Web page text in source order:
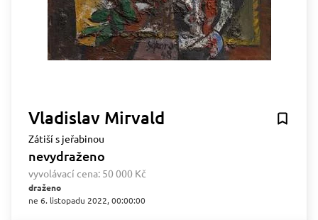
Vladislav Mirvald
Zátiší s jeřabinou
nevydraženo
vyvolávací cena: 50 000 Kč
draženo
ne 6. listopadu 2022, 00:00:00